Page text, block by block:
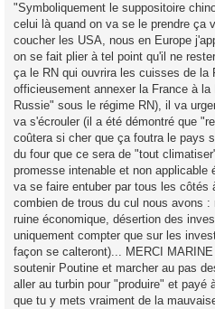
"Symboliquement le suppositoire
celui là quand on va se le prendre ça
coucher les USA, nous en Europe
on se fait plier à tel point qu'il ne
ça le RN qui ouvrira les cuisses de la
officieusement annexer la France à
Russie" sous le régime RN), il va
va s'écrouler (il a été démontré que
coûtera si cher que ça foutra le pays
du four que ce sera de "tout
promesse intenable et non applicable
va se faire entuber par tous les côtés
combien de trous du cul nous avons
ruine économique, désertion des
uniquement compter que sur les
façon se calteront)... MERCI
soutenir Poutine et marcher au pas
aller au turbin pour "produire" et payé
que tu y mets vraiment de la